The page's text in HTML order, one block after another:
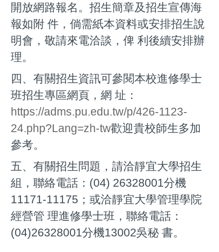
開放網路報名。招生簡章及招生宣傳海
報如附 件，倘需紙本資料或安排招生說
明會，敬請來電洽談，俾 利後續安排辦
理。
四、有關招生資訊可參閱本校進修學士
班招生專區網頁，網 址：
https://adms.pu.edu.tw/p/426-1123-
24.php?Lang=zh-tw歡迎貴校師生多加
參考。
五、有關招生問題，請洽靜宜大學招生
組，聯絡電話：(04) 26328001分機
11171-11175；或洽靜宜大學管理學院
經營管 理進修學士班，聯絡電話：
(04)26328001分機13002吳秘 書。